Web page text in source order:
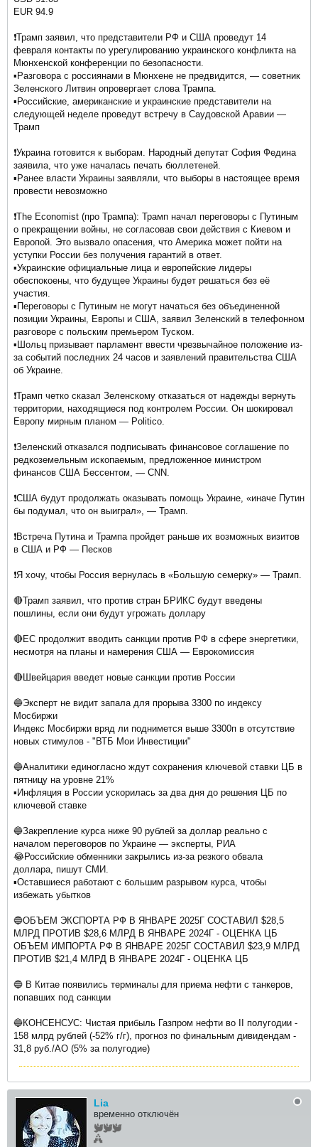
EUR 94.9
❗️Трамп заявил, что представители РФ и США проведут 14
февраля контакты по урегулированию украинского конфликта на
Мюнхенской конференции по безопасности.
▪️Разговора с россиянами в Мюнхене не предвидится, — советник
Зеленского Литвин опровергает слова Трампа.
▪️Российские, американские и украинские представители на
следующей неделе проведут встречу в Саудовской Аравии —
Трамп
❗️Украина готовится к выборам. Народный депутат София Федина
заявила, что уже началась печать бюллетеней.
▪️Ранее власти Украины заявляли, что выборы в настоящее время
провести невозможно
❗️The Economist (про Трампа): Трамп начал переговоры с Путиным
о прекращении войны, не согласовав свои действия с Киевом и
Европой. Это вызвало опасения, что Америка может пойти на
уступки России без получения гарантий в ответ.
▪️Украинские официальные лица и европейские лидеры
обеспокоены, что будущее Украины будет решаться без её
участия.
▪️Переговоры с Путиным не могут начаться без объединенной
позиции Украины, Европы и США, заявил Зеленский в телефонном
разговоре с польским премьером Туском.
▪️Шольц призывает парламент ввести чрезвычайное положение из-
за событий последних 24 часов и заявлений правительства США
об Украине.
❗️Трамп четко сказал Зеленскому отказаться от надежды вернуть
территории, находящиеся под контролем России. Он шокировал
Европу мирным планом — Politico.
❗️Зеленский отказался подписывать финансовое соглашение по
редкоземельным ископаемым, предложенное министром
финансов США Бессентом, — CNN.
❗️США будут продолжать оказывать помощь Украине, «иначе Путин
бы подумал, что он выиграл», — Трамп.
❗️Встреча Путина и Трампа пройдет раньше их возможных визитов
в США и РФ — Песков
❗️Я хочу, чтобы Россия вернулась в «Большую семерку» — Трамп.
🔴Трамп заявил, что против стран БРИКС будут введены
пошлины, если они будут угрожать доллару
🔴ЕС продолжит вводить санкции против РФ в сфере энергетики,
несмотря на планы и намерения США — Еврокомиссия
🔴Швейцария введет новые санкции против России
🔵Эксперт не видит запала для прорыва 3300 по индексу
Мосбиржи
Индекс Мосбиржи вряд ли поднимется выше 3300п в отсутствие
новых стимулов - "ВТБ Мои Инвестиции"
🔵Аналитики единогласно ждут сохранения ключевой ставки ЦБ в
пятницу на уровне 21%
▪️Инфляция в России ускорилась за два дня до решения ЦБ по
ключевой ставке
🔵Закрепление курса ниже 90 рублей за доллар реально с
началом переговоров по Украине — эксперты, РИА
😂Российские обменники закрылись из-за резкого обвала
доллара, пишут СМИ.
▪️Оставшиеся работают с большим разрывом курса, чтобы
избежать убытков
🔵ОБЪЕМ ЭКСПОРТА РФ В ЯНВАРЕ 2025Г СОСТАВИЛ $28,5
МЛРД ПРОТИВ $28,6 МЛРД В ЯНВАРЕ 2024Г - ОЦЕНКА ЦБ
ОБЪЕМ ИМПОРТА РФ В ЯНВАРЕ 2025Г СОСТАВИЛ $23,9 МЛРД
ПРОТИВ $21,4 МЛРД В ЯНВАРЕ 2024Г - ОЦЕНКА ЦБ
🔵 В Китае появились терминалы для приема нефти с танкеров,
попавших под санкции
🔵КОНСЕНСУС: Чистая прибыль Газпром нефти во II полугодии -
158 млрд рублей (-52% г/г), прогноз по финальным дивидендам -
31,8 руб./АО (5% за полугодие)
Lia
временно отключён